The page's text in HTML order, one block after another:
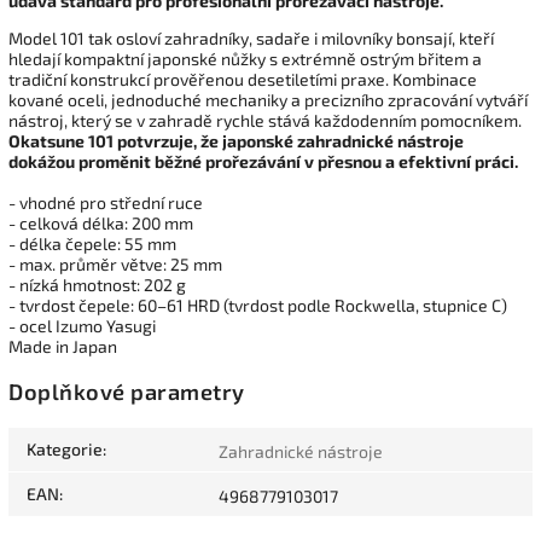
Model 101 tak osloví zahradníky, sadaře i milovníky bonsají, kteří
hledají kompaktní japonské nůžky s extrémně ostrým břitem a
tradiční konstrukcí prověřenou desetiletími praxe. Kombinace
kované oceli, jednoduché mechaniky a precizního zpracování vytváří
nástroj, který se v zahradě rychle stává každodenním pomocníkem.
Okatsune 101 potvrzuje, že japonské zahradnické nástroje
dokážou proměnit běžné prořezávání v přesnou a efektivní práci.
- vhodné pro střední ruce
- celková délka: 200 mm
- délka čepele: 55 mm
- max. průměr větve: 25 mm
- nízká hmotnost: 202 g
- tvrdost čepele: 60–61 HRD (tvrdost podle Rockwella, stupnice C)
- ocel Izumo Yasugi
Made in Japan
Doplňkové parametry
Kategorie: Zahradnické nástroje
EAN: 4968779103017